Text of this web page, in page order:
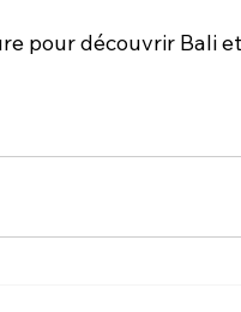
pour découvrir Bali